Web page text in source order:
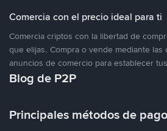
Comercia con el precio ideal para ti
Comercia criptos con la libertad de
que elijas. Compra o vende mediante
anuncios de comercio para establecer
Blog de P2P
Principales métodos de pago